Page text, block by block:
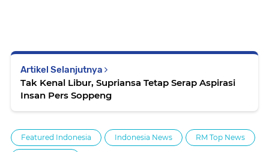
Artikel Selanjutnya
Tak Kenal Libur, Supriansa Tetap Serap Aspirasi
Insan Pers Soppeng
Featured Indonesia Indonesia News RM Top News